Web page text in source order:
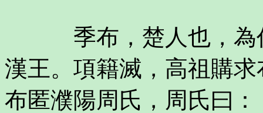
季布，楚人也，為任
漢王。項籍滅，高祖購
布匿濮陽周氏，周氏曰